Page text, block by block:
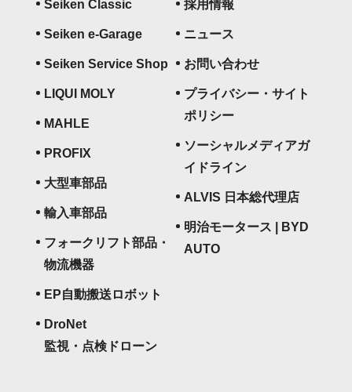
Seiken Classic
Seiken e-Garage
Seiken Service Shop
LIQUI MOLY
MAHLE
PROFIX
大型車部品
輸入車部品
フォークリフト部品・
物流機器
EP自動搬送ロボット
DroNet
監視・点検ドローン
採用情報
ニュース
お問い合わせ
プライバシー・サイト
ポリシー
ソーシャルメディアガ
イドライン
ALVIS 日本総代理店
明治モータース | BYD
AUTO